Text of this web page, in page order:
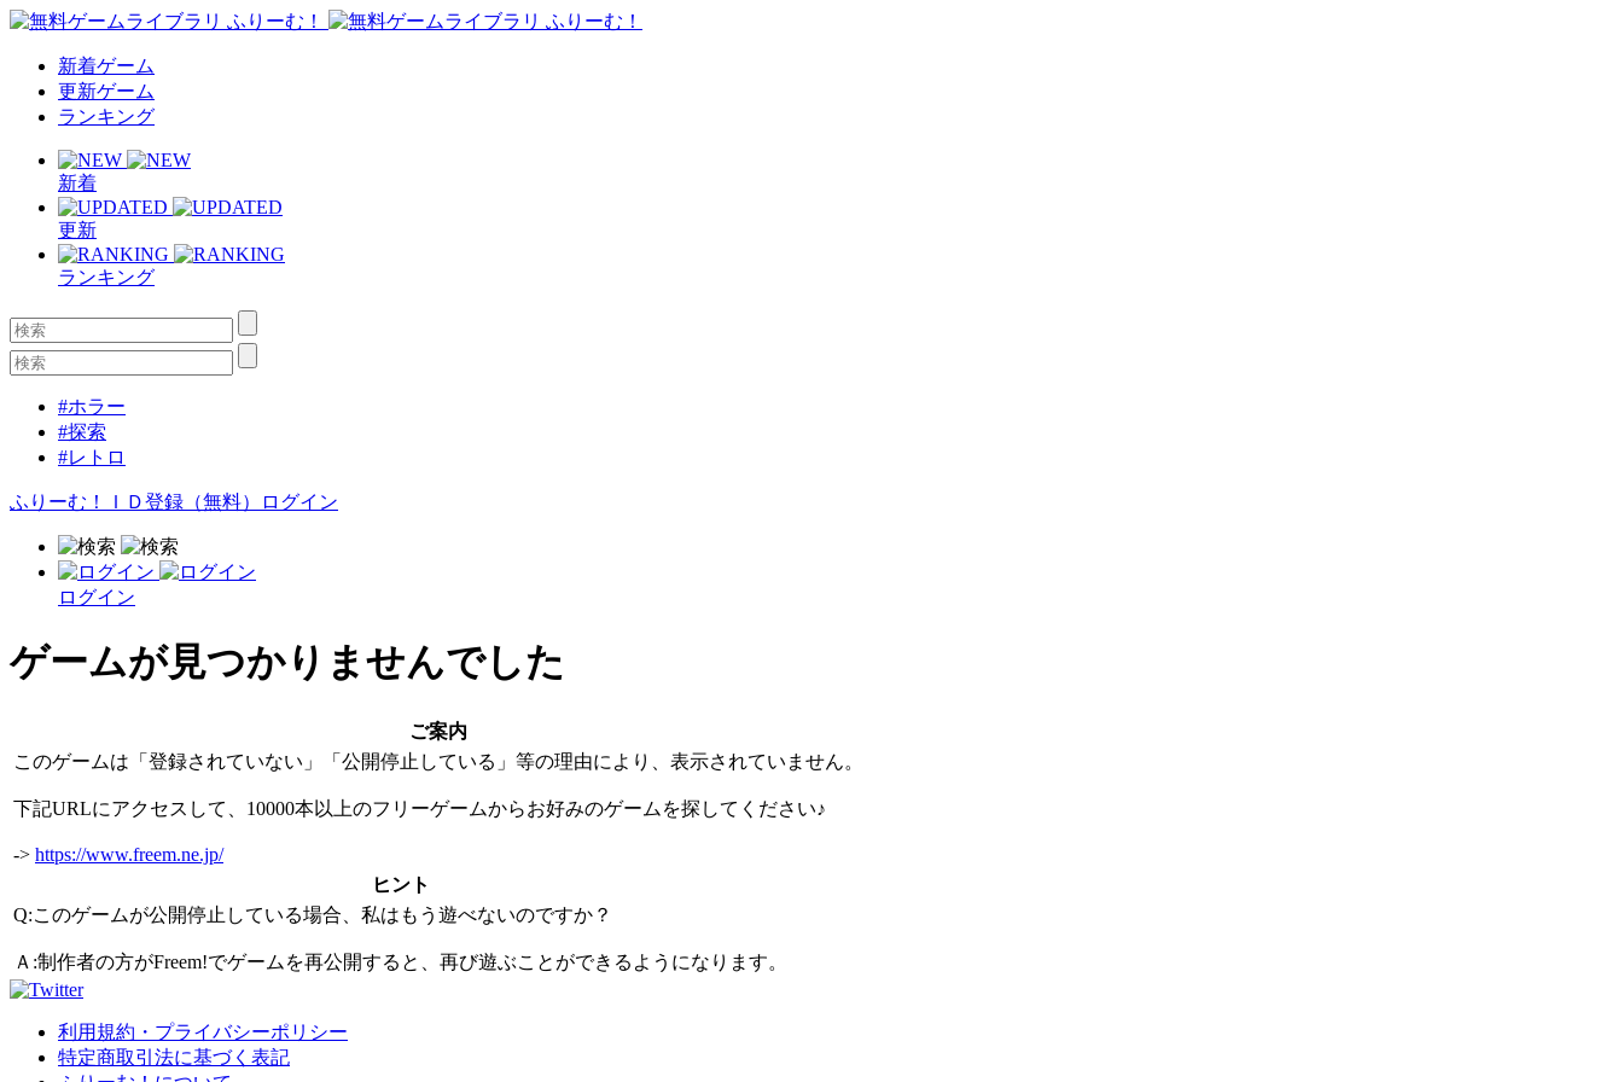
新着ゲーム
更新ゲーム
ランキング
新着
更新
ランキング
#ホラー
#探索
#レトロ
ふりーむ！ＩＤ登録（無料） ログイン
ログイン
ゲームが見つかりませんでした
ご案内
このゲームは「登録されていない」「公開停止している」等の理由により、表示されていません。
下記URLにアクセスして、10000本以上のフリーゲームからお好みのゲームを探してください♪
-> https://www.freem.ne.jp/
ヒント
Q:このゲームが公開停止している場合、私はもう遊べないのですか？
Ａ:制作者の方がFreem!でゲームを再公開すると、再び遊ぶことができるようになります。
利用規約・プライバシーポリシー
特定商取引法に基づく表記